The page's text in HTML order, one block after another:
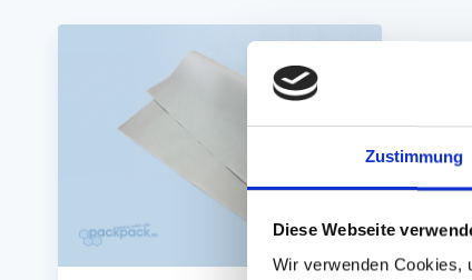
Zustimmung
Diese Webseite
Wir verwenden Cookies,